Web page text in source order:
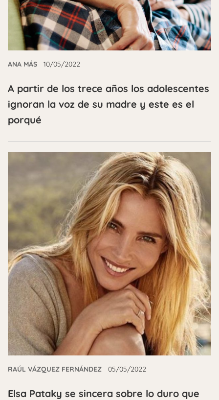
ANA MÁS 10/05/2022
A partir de los trece años los adolescentes
ignoran la voz de su madre y este es el
porqué
RAÚL VÁZQUEZ FERNÁNDEZ 05/05/2022
Elsa Pataky se sincera sobre lo duro que